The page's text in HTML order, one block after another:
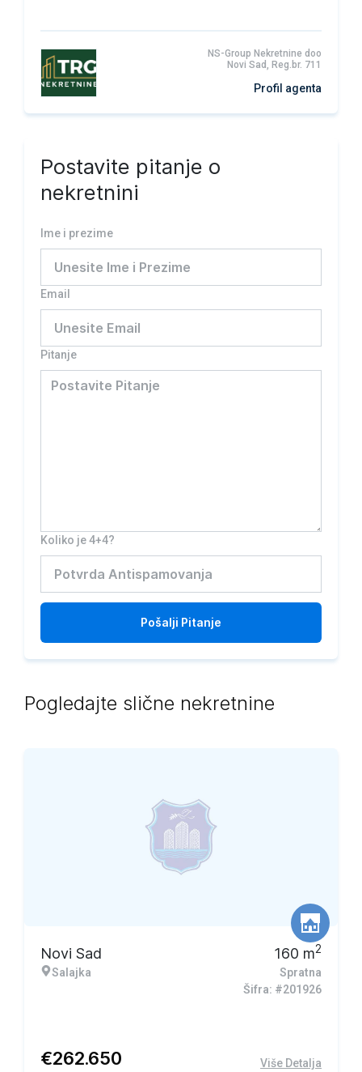
NS-Group Nekretnine doo
Novi Sad, Reg.br. 711
Profil agenta
Postavite pitanje o
nekretnini
Ime i prezime
Email
Pitanje
Koliko je 4+4?
Pošalji Pitanje
Pogledajte slične nekretnine
Novi Sad
Salajka
160 m2
Spratna
Šifra: #201926
€262.650 Više Detalja